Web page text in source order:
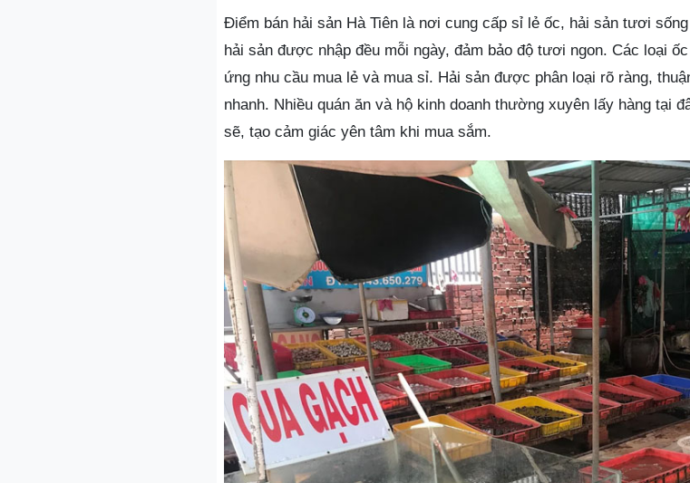
Điểm bán hải sản Hà Tiên là nơi cung cấp sỉ lẻ ốc, hải sản tươi
hải sản được nhập đều mỗi ngày, đảm bảo độ tươi ngon. Các loại
ứng nhu cầu mua lẻ và mua sỉ. Hải sản được phân loại rõ ràng,
nhanh. Nhiều quán ăn và hộ kinh doanh thường xuyên lấy hàng tại
sẽ, tạo cảm giác yên tâm khi mua sắm.